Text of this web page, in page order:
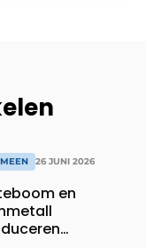
26 JUNI 2026
en